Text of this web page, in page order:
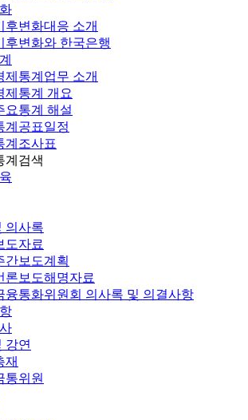
후변화대응 소개
후변화와 한국은행
제통계업무 소개
제통계 개요
요통계 해설
계공표일정
계조사표
계검색
의사록
도자료
간보도계획
론보도해명자료
융통화위원회 의사록 및 의결사항
강연
재
통위원